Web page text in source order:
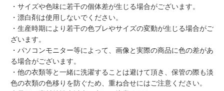
・サイズや色味に若干の個体差が生じる場合がございます。
・漂白剤は使用しないでください。
・生産時期により若干の色ブレやサイズの変動が生じる場合がご
ざいます。
・パソコンモニター等によって、画像と実際の商品に色の差があ
る場合がございます。
・他の衣類等と一緒に洗濯することは避けて頂き、保管の際も淡
色の衣類の色移りを防ぐため、重ね合せにはご注意ください。